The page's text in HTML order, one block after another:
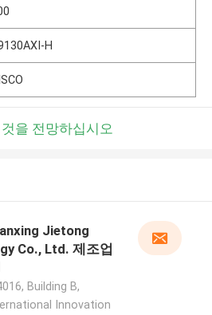
H
을 전망하십시오
Jietong
Co., Ltd. 제조업
Building B,
Innovation